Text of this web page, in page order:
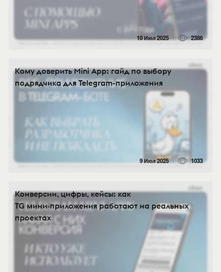
10 Июл 2025 2386
Кому доверить Mini App: гайд по выбору
подрядчика для Telegram-приложения
9 Июл 2025 1033
Конверсии, цифры, кейсы: как
TG мини‑приложения работают на реальных
проектах